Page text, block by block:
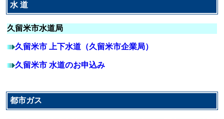
水 道
久留米市水道局
久留米市 上下水道（久留米市企業局）
久留米市 水道のお申込み
都市ガス